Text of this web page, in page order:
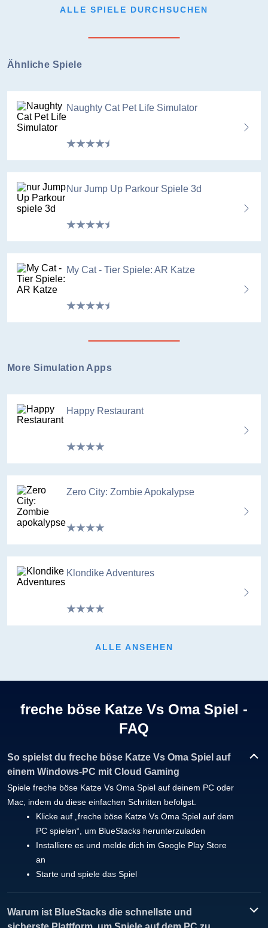
ALLE SPIELE DURCHSUCHEN
Ähnliche Spiele
Naughty Cat Pet Life Simulator
Nur Jump Up Parkour Spiele 3d
My Cat - Tier Spiele: AR Katze
More Simulation Apps
Happy Restaurant
Zero City: Zombie Apokalypse
Klondike Adventures
ALLE ANSEHEN
freche böse Katze Vs Oma Spiel -
FAQ
So spielst du freche böse Katze Vs Oma Spiel auf
einem Windows-PC mit Cloud Gaming
Spiele freche böse Katze Vs Oma Spiel auf deinem PC oder
Mac, indem du diese einfachen Schritten befolgst.
Klicke auf „freche böse Katze Vs Oma Spiel auf dem
PC spielen“, um BlueStacks herunterzuladen
Installiere es und melde dich im Google Play Store
an
Starte und spiele das Spiel
Warum ist BlueStacks die schnellste und